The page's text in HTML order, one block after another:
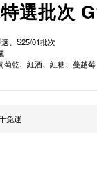
選批次
、S25/01批次
萄乾、紅酒、紅糖、蔓越莓
免運